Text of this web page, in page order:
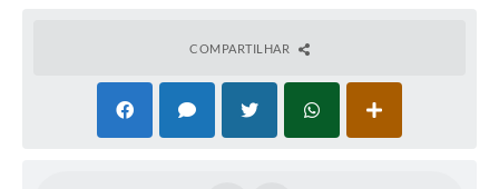
COMPARTILHAR